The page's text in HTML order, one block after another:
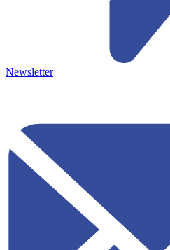
Newsletter